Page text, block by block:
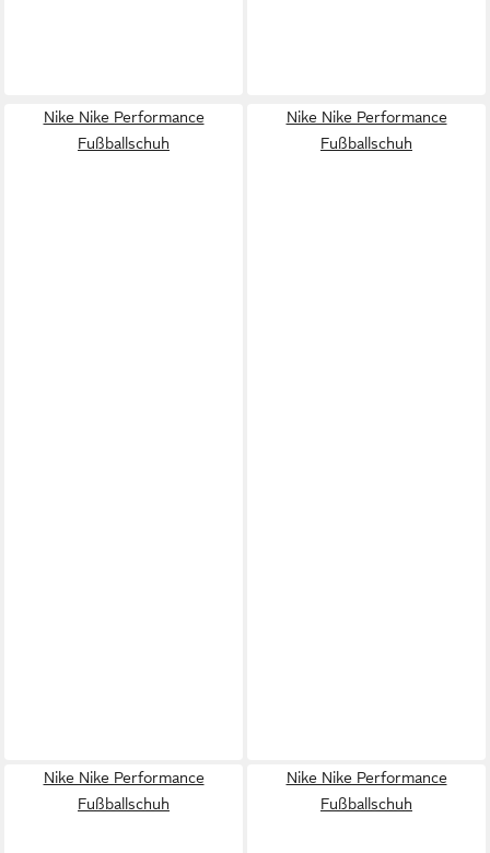
Nike Nike Performance
Fußballschuh
Nike Nike Performance
Fußballschuh
Nike Nike Performance
Fußballschuh
Nike Nike Performance
Fußballschuh